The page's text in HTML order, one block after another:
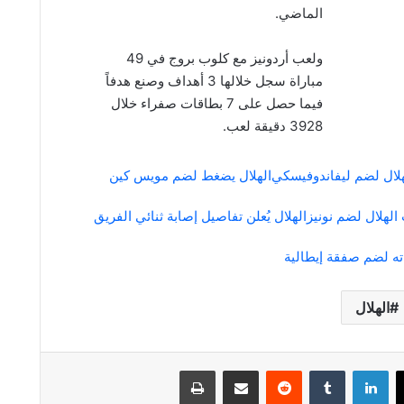
الماضي.
ولعب أردونيز مع كلوب بروج في 49
مباراة سجل خلالها 3 أهداف وصنع هدفاً
فيما حصل على 7 بطاقات صفراء خلال
3928 دقيقة لعب.
لضم ليفاندوفيسكيالهلال يضغط لضم مويس كين
لضم نونيز الهلال يُعلن تفاصيل إصابة ثنائي الفريق
لضم صفقة إيطالية
الهلال
لينكدإن مشاركة عبر البريد طباعة